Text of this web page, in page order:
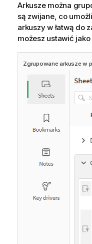
Arkusze można
są zwijane, co
arkuszy w łatwą do
możesz ustawić
Zgrupowane arkusze w